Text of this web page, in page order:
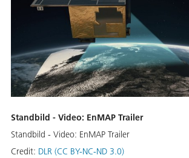
Standbild - Video: EnMAP Trailer
Standbild - Video: EnMAP Trailer
Credit: DLR (CC BY-NC-ND 3.0)